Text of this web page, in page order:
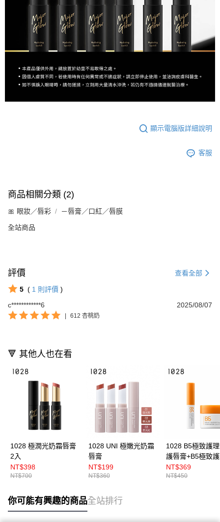
顯示電腦版詳細說明
客服
商品相關分類 (2)
🎀 眼妝／唇彩 －唇膏／口紅／唇膜
全站商品
評價 查看全部
5 ( 1 則評價 )
c************6
2025/08/07
| 612 杏桃奶
🔻 其他人也在看
1028 極潤光奶霜唇膏
2入
NT$398
NT$700
1028 UNI 極嫩光奶霜
唇膏
NT$199
NT$360
1028 B5極致護
護唇膏+B5極致
養唇膜
NT$369
NT$450
你可能有興趣的商品全站排行